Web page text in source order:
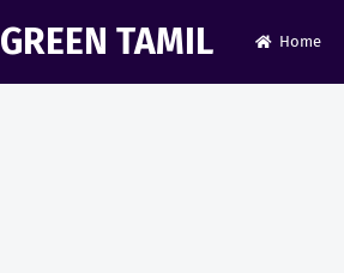
GREEN TAMIL Home